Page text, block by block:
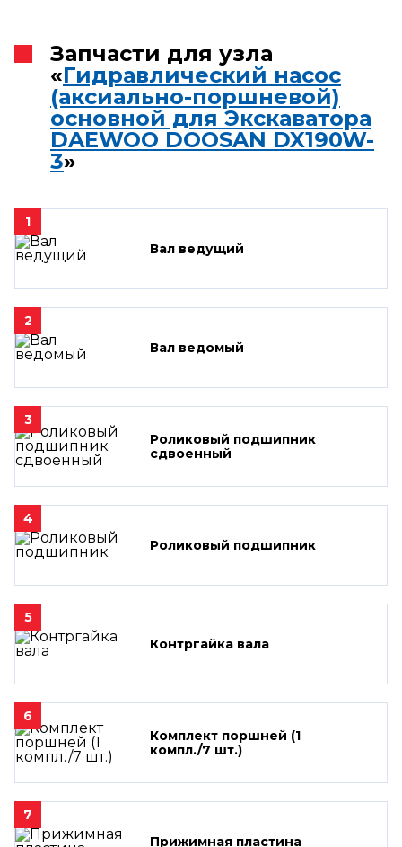
Запчасти для узла
«Гидравлический насос
(аксиально-поршневой)
основной для Экскаватора
DAEWOO DOOSAN DX190W-
3»
1
Вал ведущий
2
Вал ведомый
3
Роликовый подшипник
сдвоенный
4
Роликовый подшипник
5
Контргайка вала
6
Комплект поршней (1
компл./7 шт.)
7
Прижимная пластина